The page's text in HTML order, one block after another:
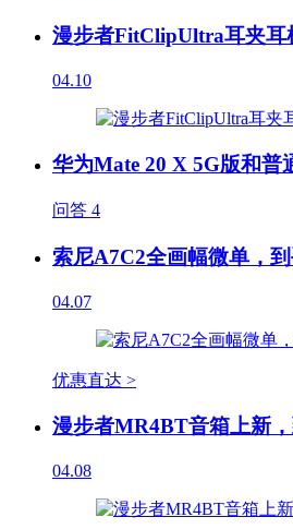
漫步者FitClipUltra耳夹耳
04.10
华为Mate 20 X 5G版和普
问答 4
索尼A7C2全画幅微单，
04.07
优惠直达 >
漫步者MR4BT音箱上新，
04.08